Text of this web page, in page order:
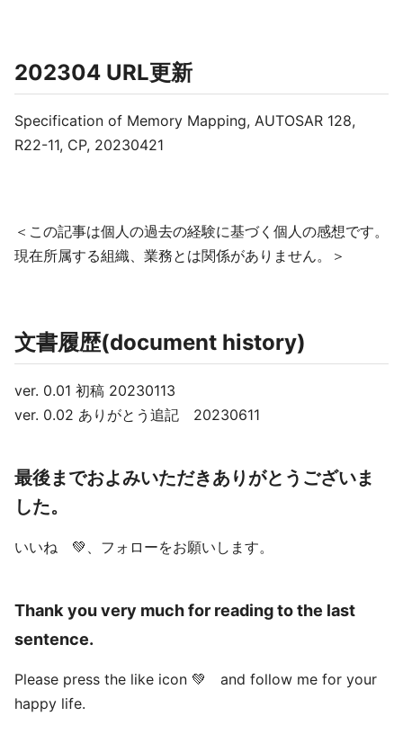
202304 URL更新
Specification of Memory Mapping, AUTOSAR 128,
R22-11, CP, 20230421
＜この記事は個人の過去の経験に基づく個人の感想です。
現在所属する組織、業務とは関係がありません。＞
文書履歴(document history)
ver. 0.01 初稿 20230113
ver. 0.02 ありがとう追記 20230611
最後までおよみいただきありがとうございま
した。
いいね 💚、フォローをお願いします。
Thank you very much for reading to the last
sentence.
Please press the like icon 💚 and follow me for your
happy life.